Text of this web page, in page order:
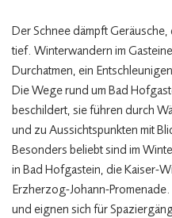
Der Schnee dämpft
tief. Winterwandern im
Durchatmen, ein
Die Wege rund um Bad
beschildert, sie führen durch
und zu Aussichtspunkten mit
Besonders beliebt sind im
in Bad Hofgastein, die Kaiser-
Erzherzog-Johann-
und eignen sich für